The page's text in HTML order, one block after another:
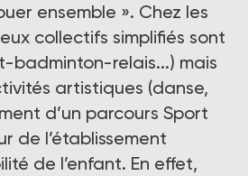
ensemble ». Chez les
collectifs simplifiés sont
badminton-relais...) mais
artistiques (danse,
d’un parcours Sport
de l’établissement
de l’enfant. En effet,